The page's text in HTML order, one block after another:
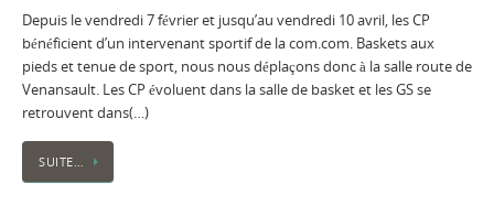
Depuis le vendredi 7 février et jusqu’au vendredi 10 avril, les CP
bénéficient d’un intervenant sportif de la com.com. Baskets aux
pieds et tenue de sport, nous nous déplaçons donc à la salle route de
Venansault. Les CP évoluent dans la salle de basket et les GS se
retrouvent dans(…)
SUITE…